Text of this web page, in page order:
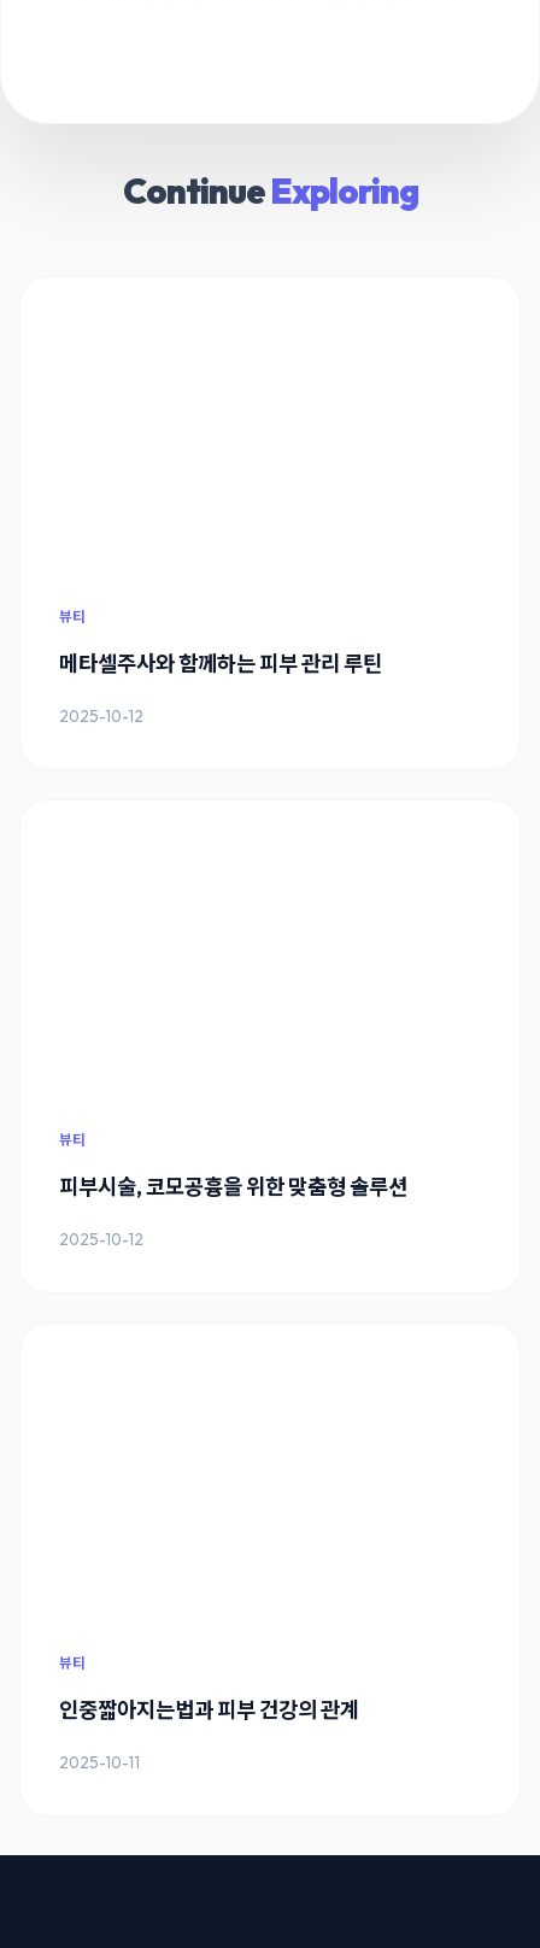
ContinueExploring
뷰티
메타셀주사와 함께하는 피부 관리 루틴
2025-10-12
뷰티
피부시술, 코모공흉을 위한 맞춤형 솔루션
2025-10-12
뷰티
인중짧아지는법과 피부 건강의 관계
2025-10-11